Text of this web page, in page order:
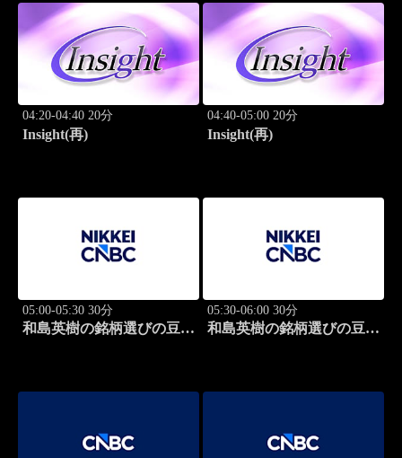
04:20-04:40 20分
Insight(再)
04:40-05:00 20分
Insight(再)
05:00-05:30 30分
和島英樹の銘柄選びの豆知
05:30-06:00 30分
和島英樹の銘柄選びの豆知